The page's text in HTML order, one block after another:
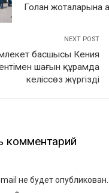
Голан жоталарына
NEXT POST
басшысы Кения
шағын құрамда
келіссөз жүргізді
комментарий
не будет опубликован.